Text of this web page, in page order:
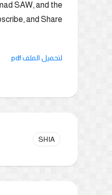
SAW, and the
and Share.
لتحميل الملف pdf
SHIA